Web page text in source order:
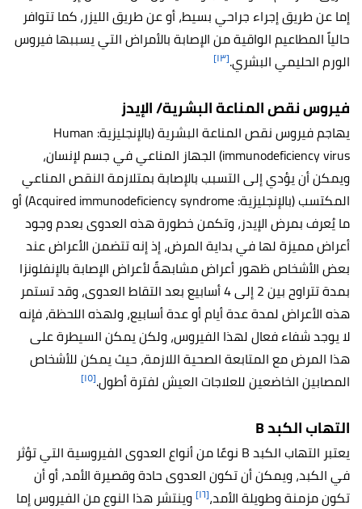
إما عن طريق إجراء جراحي بسيط، أو عن طريق الليزر، كما تتوافر
حالياً المطاعيم الواقية من الإصابة بالأمراض التي يسببهافيروس
الورم الحليمي البشري.[١٣]
فيروس نقص المناعة البشرية/ الإيدز
يهاجم فيروس نقص المناعة البشرية (بالإنجليزية: Human
immunodeficiency virus) الجهاز المناعي في جسم لإنسان،
ويمكن أن يؤدي إلى التسبب بالإصابة بمتلازمة النقص المناعي
المكتسب (بالإنجليزية:Acquired immunodeficiency syndrome) أو
ما يُعرف بمرض الإيدز، وتكمن خطورة هذه العدوى بعدم وجود
أعراض مميزة لها في بداية المرض، إذ إنه تتضمن الأعراض عند
بعض الأشخاص ظهور أعراض مشابهةً لأعراض الإصابة بالإنفلونزا
بمدة تتراوح بين 2 إلى 4 أسابيع بعد التقاط العدوى، وقد تستمر
هذه الأعراض لمدة عدة أيام أو عدة أسابيع، ولهذه اللحظة، فإنه
لا يوجد شفاء فعال لهذا الفيروس، ولكن يمكن السيطرة على
هذا المرض مع المتابعة الصحية اللازمة، حيث يمكن للأشخاص
المصابين الخاضعين للعلاجات العيش لفترة أطول.[١٥]
التهاب الكبد B
يعتبر التهاب الكبد B نوعًا من أنواع العدوى الفيروسية التي تؤثر
في الكبد، ويمكن أن تكون العدوى حادةوقصيرة الأمد، أو أن
تكون مزمنة وطويلة الأمد،[١٦]
وينتشر هذا النوع من الفيروس إما